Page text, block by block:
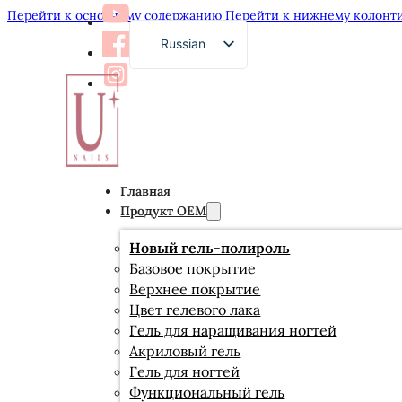
Перейти к основному содержанию Перейти к нижнему
Russian
English
Spanish
Japanese
Главная
Продукт OEM
Новый гель-полироль
Базовое покрытие
Верхнее покрытие
Цвет гелевого лака
Гель для наращивания ногтей
Акриловый гель
Гель для ногтей
Функциональный гель